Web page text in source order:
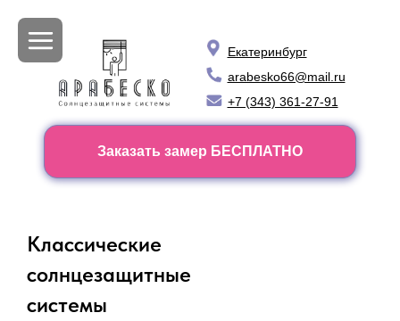
Екатеринбург
arabesko66@mail.ru
+7 (343) 361-27-91
Заказать замер БЕСПЛАТНО
Классические
солнцезащитные
системы